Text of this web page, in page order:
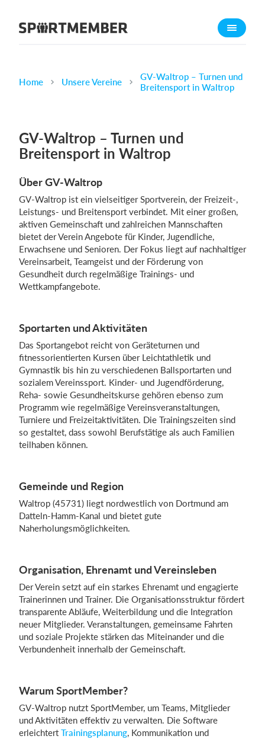
Über SportMember
Karriere
Trainingsplan
Mitgliedsbeitrag
Belegungsplan
Was kostet es?
Deutsch
Home Unsere Vereine
GV-Waltrop – Turnen und
Breitensport in Waltrop
GV-Waltrop – Turnen und
Breitensport in Waltrop
Über GV-Waltrop
GV-Waltrop ist ein vielseitiger Sportverein, der Freizeit-,
Leistungs- und Breitensport verbindet. Mit einer großen,
aktiven Gemeinschaft und zahlreichen Mannschaften
bietet der Verein Angebote für Kinder, Jugendliche,
Erwachsene und Senioren. Der Fokus liegt auf nachhaltiger
Vereinsarbeit, Teamgeist und der Förderung von
Gesundheit durch regelmäßige Trainings- und
Wettkampfangebote.
Sportarten und Aktivitäten
Das Sportangebot reicht von Geräteturnen und
fitnessorientierten Kursen über Leichtathletik und
Gymnastik bis hin zu verschiedenen Ballsportarten und
sozialem Vereinssport. Kinder- und Jugendförderung,
Reha- sowie Gesundheitskurse gehören ebenso zum
Programm wie regelmäßige Vereinsveranstaltungen,
Turniere und Freizeitaktivitäten. Die Trainingszeiten sind
so gestaltet, dass sowohl Berufstätige als auch Familien
teilhaben können.
Gemeinde und Region
Waltrop (45731) liegt nordwestlich von Dortmund am
Datteln‑Hamm‑Kanal und bietet gute
Naherholungsmöglichkeiten.
Organisation, Ehrenamt und Vereinsleben
Der Verein setzt auf ein starkes Ehrenamt und engagierte
Trainerinnen und Trainer. Die Organisationsstruktur fördert
transparente Abläufe, Weiterbildung und die Integration
neuer Mitglieder. Veranstaltungen, gemeinsame Fahrten
und soziale Projekte stärken das Miteinander und die
Verbundenheit innerhalb der Gemeinschaft.
Warum SportMember?
GV-Waltrop nutzt SportMember, um Teams, Mitglieder
und Aktivitäten effektiv zu verwalten. Die Software
erleichtert Trainingsplanung, Kommunikation und